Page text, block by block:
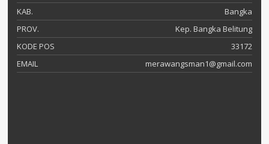
KAB.
Bangka
PROV.
Kep. Bangka Belitung
KODE POS
33172
EMAIL
merawangsman1@gmail.com